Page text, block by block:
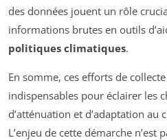
des données jouent un rôle
informations brutes en outils
politiques climatiques.
En somme, ces efforts de
indispensables pour éclairer les
d’atténuation et d’adaptation au
L’enjeu de cette démarche